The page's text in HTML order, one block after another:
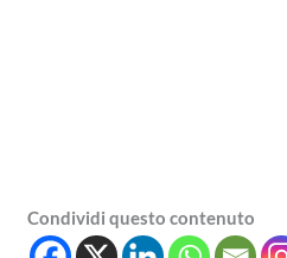
Condividi questo contenuto